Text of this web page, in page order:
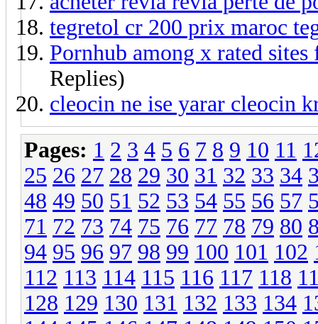
tegretol cr 200 prix maroc
Pornhub among x rated
Replies)
cleocin ne ise yarar cleocin
Pages: 1 2 3 4 5 6 7 8 9 10 11
25 26 27 28 29 30 31 32 33 34
48 49 50 51 52 53 54 55 56 57
71 72 73 74 75 76 77 78 79 80
94 95 96 97 98 99 100 101 102
112 113 114 115 116 117 118
128 129 130 131 132 133 134